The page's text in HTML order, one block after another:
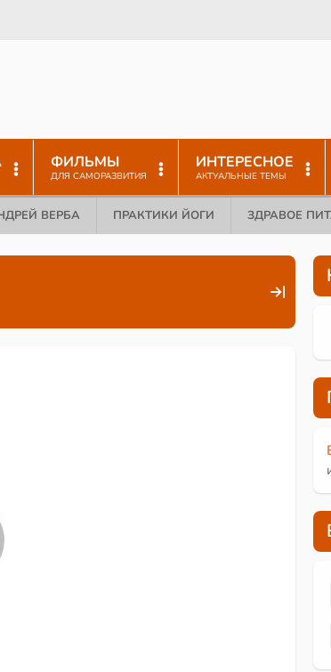
ФИЛЬМЫ
ДЛЯ САМОРАЗВИТИЯ
ИНТЕРЕСНОЕ
АКТУАЛЬНЫЕ ТЕМЫ
ВЕРБА ПРАКТИКИ ЙОГИ ЗДРАВОЕ